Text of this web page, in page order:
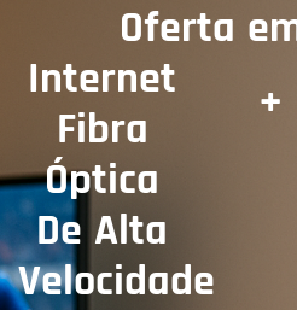
Oferta
Internet
Fibra
Óptica
De Alta
Velocidade
+